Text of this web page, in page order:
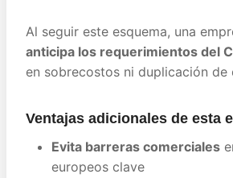
Al seguir este esquema, una
anticipa los requerimientos del
en sobrecostos ni duplicación de
Ventajas adicionales de esta
Evita barreras comerciales
europeos clave